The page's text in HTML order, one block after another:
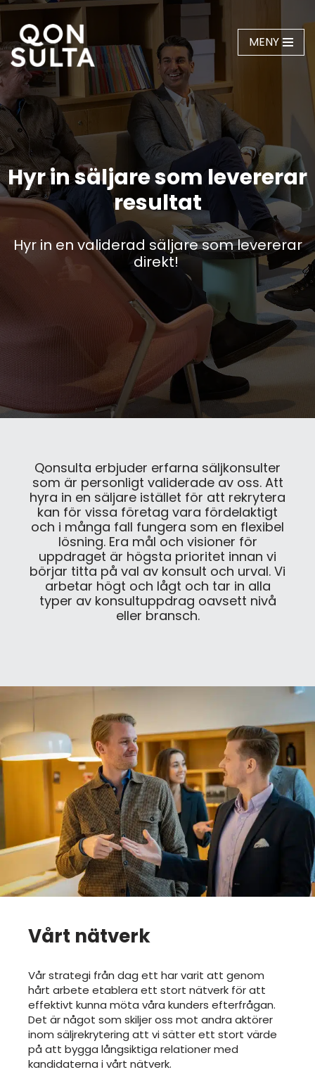
Hoppa
till
innehåll
MENY
Hyr in säljare som levererar
resultat
Hyr in en validerad säljare som levererar
direkt!
Qonsulta erbjuder erfarna säljkonsulter
som är personligt validerade av oss. Att
hyra in en säljare istället för att rekrytera
kan för vissa företag vara fördelaktigt
och i många fall fungera som en flexibel
lösning. Era mål och visioner för
uppdraget är högsta prioritet innan vi
börjar titta på val av konsult och urval. Vi
arbetar högt och lågt och tar in alla
typer av konsultuppdrag oavsett nivå
eller bransch.
Vårt nätverk
Vår strategi från dag ett har varit att genom
hårt arbete etablera ett stort nätverk för att
effektivt kunna möta våra kunders efterfrågan.
Det är något som skiljer oss mot andra aktörer
inom säljrekrytering att vi sätter ett stort värde
på att bygga långsiktiga relationer med
kandidaterna i vårt nätverk.